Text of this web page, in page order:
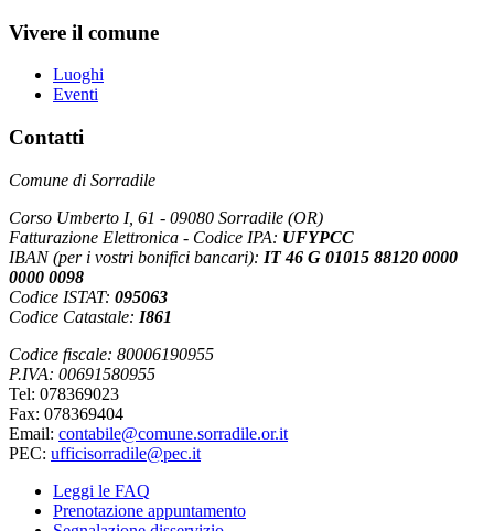
Vivere il comune
Luoghi
Eventi
Contatti
Comune di Sorradile
Corso Umberto I, 61 - 09080 Sorradile (OR)
Fatturazione Elettronica - Codice IPA: UFYPCC
IBAN (per i vostri bonifici bancari): IT 46 G 01015 88120 0000
0000 0098
Codice ISTAT: 095063
Codice Catastale: I861
Codice fiscale: 80006190955
P.IVA: 00691580955
Tel: 078369023
Fax: 078369404
Email: contabile@comune.sorradile.or.it
PEC: ufficisorradile@pec.it
Leggi le FAQ
Prenotazione appuntamento